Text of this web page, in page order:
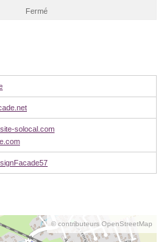
Fermé
solocal.com
© contributeurs OpenStreetMap